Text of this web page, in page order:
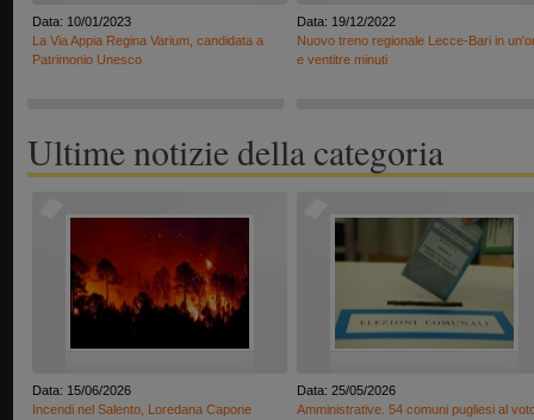
Data: 10/01/2023
La Via Appia Regina Varium, candidata a
Patrimonio Unesco
Data: 19/12/2022
Nuovo treno regionale Lecce-Bari in
e ventitre minuti
Ultime notizie della categoria
Data: 15/06/2026
Incendi nel Salento, Loredana Capone
Data: 25/05/2026
Amministrative. 54 comuni pugliesi al